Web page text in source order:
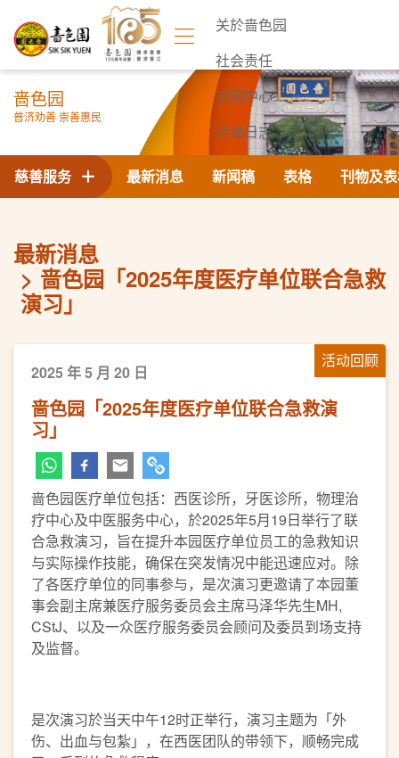
关於啬色园
社会责任
新闻中心
活动日志
联络我们
啬色园
普济劝善 崇善惠民
最新消息 新闻稿 表格 刊物及
慈善服务
最新消息
啬色园「2025年度医疗单位联合急救
演习」
活动回顾
2025 年 5 月 20 日
啬色园「2025年度医疗单位联合急救演
习」
啬色园医疗单位包括：西医诊所，牙医诊所，物理治
疗中心及中医服务中心，於2025年5月19日举行了联
合急救演习，旨在提升本园医疗单位员工的急救知识
与实际操作技能，确保在突发情况中能迅速应对。除
了各医疗单位的同事参与，是次演习更邀请了本园董
事会副主席兼医疗服务委员会主席马泽华先生MH,
CStJ、以及一众医疗服务委员会顾问及委员到场支持
及监督。
是次演习於当天中午12时正举行，演习主题为「外
伤、出血与包紮」，在西医团队的带领下，顺畅完成